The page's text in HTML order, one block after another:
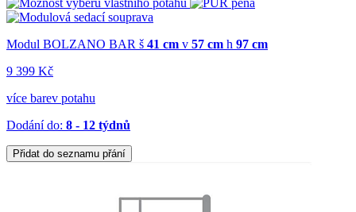
Modul BOLZANO BAR š 41 cm v 57 cm h 97 cm
9 399 Kč
více barev potahu
Dodání do: 8 - 12 týdnů
Přidat do seznamu přání